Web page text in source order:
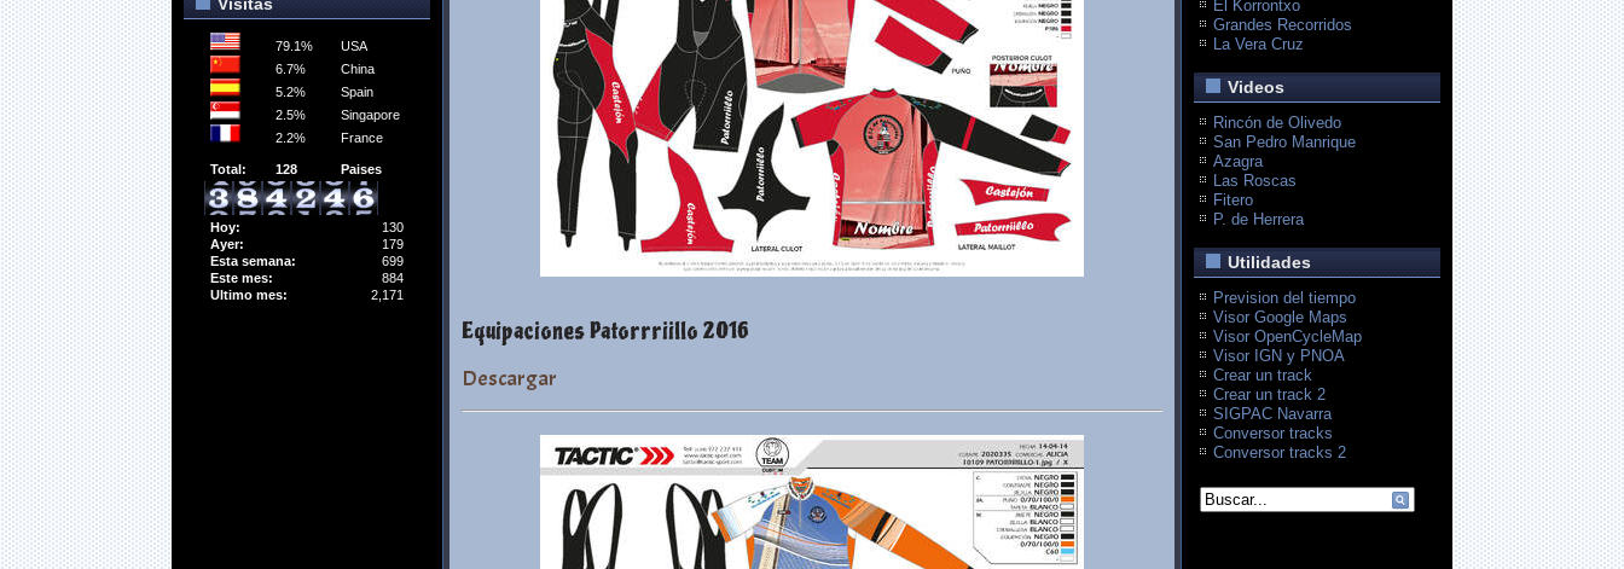
79.1%
USA
6.7%
China
5.2%
Spain
2.5%
Singapore
2.2%
France
Total: 128 Paises
Hoy:
130
Ayer:
179
Esta semana:
699
Este mes:
884
Ultimo mes:
2,171
Equipaciones Patorrriillo 2016
Descargar
El Korrontxo
Grandes Recorridos
La Vera Cruz
Videos
Rincón de Olivedo
San Pedro Manrique
Azagra
Las Roscas
Fitero
P. de Herrera
Utilidades
Prevision del tiempo
Visor Google Maps
Visor OpenCycleMap
Visor IGN y PNOA
Crear un track
Crear un track 2
SIGPAC Navarra
Conversor tracks
Conversor tracks 2